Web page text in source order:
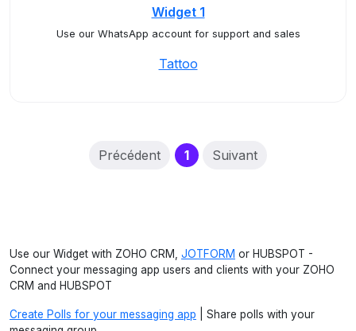
Widget 1
Use our WhatsApp account for support and sales
Tattoo
Précédent 1(current)
Suivant
Use our Widget with ZOHO CRM, JOTFORM or HUBSPOT -
Connect your messaging app users and clients with your ZOHO
CRM and HUBSPOT
Create Polls for your messaging app | Share polls with your